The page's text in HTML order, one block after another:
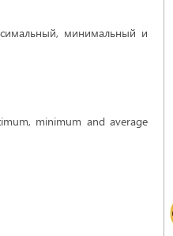
минимальный и
minimum and average